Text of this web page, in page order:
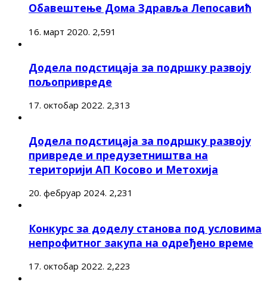
Обавештење Дома Здравља Лепосавић
16. март 2020. 2,591
Додела подстицаја за подршку развоју
пољопривреде
17. октобар 2022. 2,313
Додела подстицаја за подршку развоју
привреде и предузетништва на
територији АП Косово и Метохија
20. фебруар 2024. 2,231
Конкурс за доделу станова под условима
непрофитног закупа на одређено време
17. октобар 2022. 2,223